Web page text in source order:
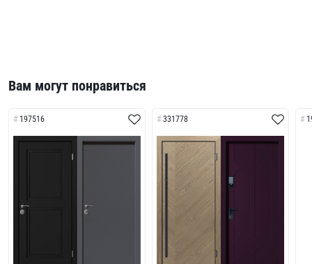
Вам могут понравиться
197516 331778